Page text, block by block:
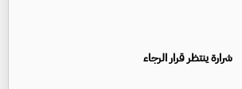
شرارة ينتظر قرار الرجاء